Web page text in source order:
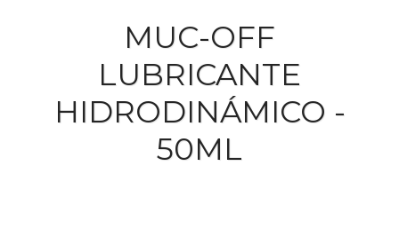
MUC-OFF
LUBRICANTE
HIDRODINÁMICO -
50ML